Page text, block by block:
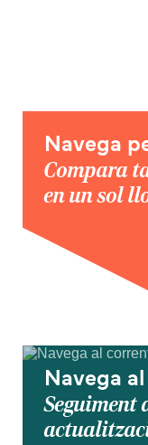
Navega
Compara
en un sol
Navega
Seguiment